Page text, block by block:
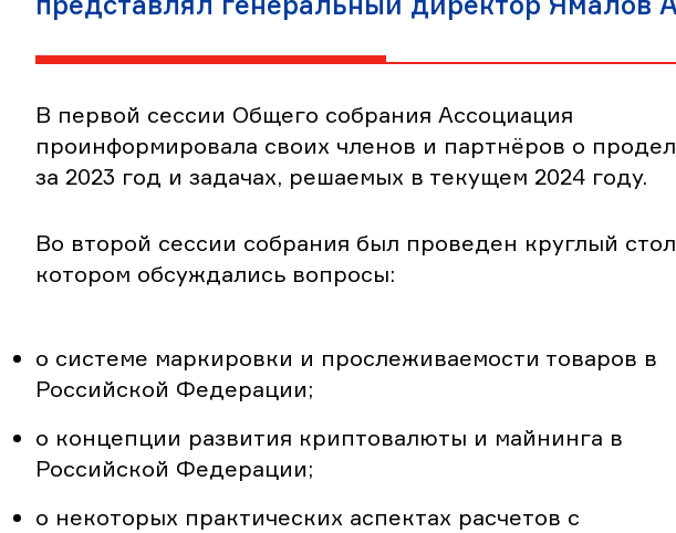
В первой сессии Общего собрания Ассоциация
проинформировала своих членов и партнёров о
за 2023 год и задачах, решаемых в текущем 2024 году.
Во второй сессии собрания был проведен круглый
котором обсуждались вопросы:
о системе маркировки и прослеживаемости товаров в
Российской Федерации;
о концепции развития криптовалюты и майнинга в
Российской Федерации;
о некоторых практических аспектах расчетов с